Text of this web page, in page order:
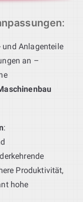
:
und Anlagenteile
an –
:
Produktivität,
hohe